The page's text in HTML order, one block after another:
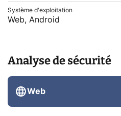
Système d'exploitation
Web, Android
Analyse de sécurité
Web